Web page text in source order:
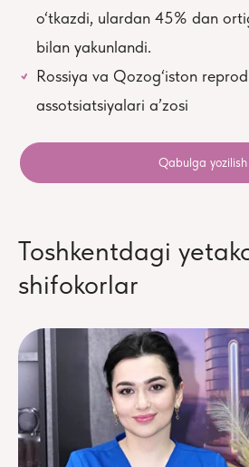
o‘tkazdi, ulardan 45% dan
bilan yakunlandi.
Rossiya va Qozog‘iston
assotsiatsiyalari a’zosi
Qabulga yozilish
Toshkentdagi
shifokorlar